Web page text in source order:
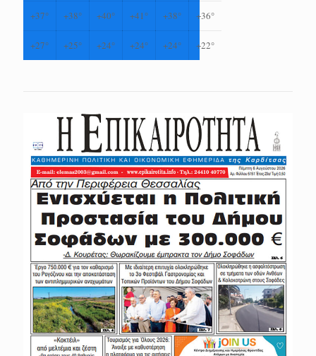
+37° +38° +40° +41° +38° +36°
+27° +25° +24° +24° +24° +22°